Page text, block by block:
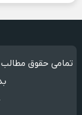
تمامی حقوق مطالب